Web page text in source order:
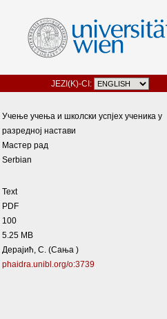
JEZI(K)-CI:
Учење учења и школски успјех ученика у
разредној настави
Мастер рад
Serbian
Text
PDF
100
5.25 MB
Дерајић, С. (Сања )
phaidra.unibl.org/o:3739